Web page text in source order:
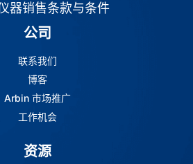
器销售条款与条件
公司
联系我们
博客
Arbin 市场推广
工作机会
资源